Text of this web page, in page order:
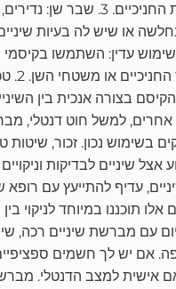
נזק לרקמת
או שיש לה בעיות
1. שימוש עדין: השתמשו
אחרים, למשל חוט דנטלי,
בשימוש נכון. זכור,
אצל שיניים לבדיקות
עדיף להתייעץ עם
אלו תוכננו במיוחד לניקוי
עם מברשת שיניים רכה,
אם יש לך חשמים ספציפיים
אישית למצב הדנטלי.